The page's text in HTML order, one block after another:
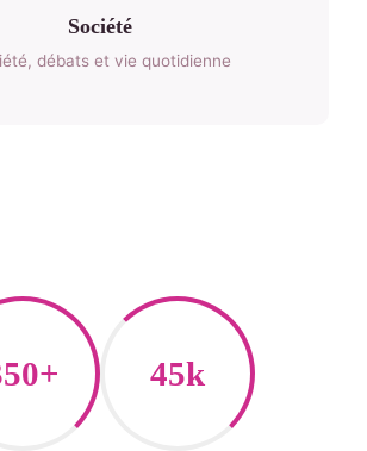
Société
débats et vie quotidienne
45k